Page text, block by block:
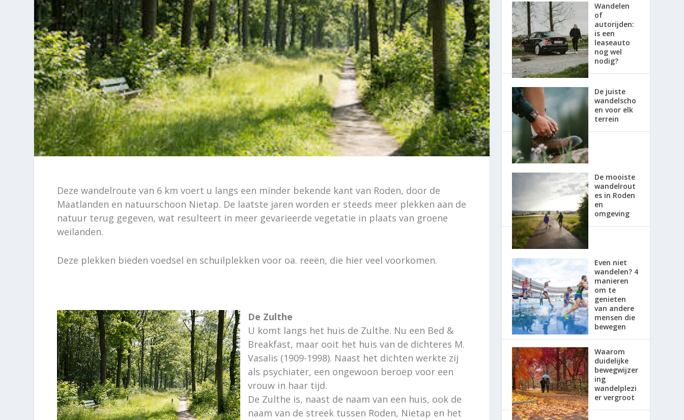
Deze wandelroute van 6 km voert u langs een minder bekende kant van Roden, door de
Maatlanden en natuurschoon Nietap. De laatste jaren worden er steeds meer plekken aan de
natuur terug gegeven, wat resulteert in meer gevarieerde vegetatie in plaats van groene
weilanden.
Deze plekken bieden voedsel en schuilplekken voor oa. reeën, die hier veel voorkomen.
De Zulthe
U komt langs het huis de Zulthe. Nu een Bed &
Breakfast, maar ooit het huis van de dichteres M.
Vasalis (1909-1998). Naast het dichten werkte zij
als psychiater, een ongewoon beroep voor een
vrouw in haar tijd.
De Zulthe is, naast de naam van een huis, ook de
naam van de streek tussen Roden, Nietap en het
Wandelen
of
autorijden:
is een
leaseauto
nog wel
nodig?
De juiste
wandelscho
en voor elk
terrein
De mooiste
wandelrout
es in Roden
en
omgeving
Even niet
wandelen? 4
manieren
om te
genieten
van andere
mensen die
bewegen
Waarom
duidelijke
bewegwijzer
ing
wandelplezi
er vergroot